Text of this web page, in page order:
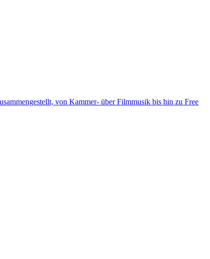
von Kammer- über Filmmusik bis hin zu Free